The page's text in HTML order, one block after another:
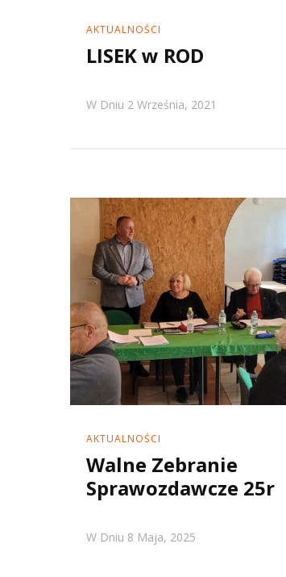
AKTUALNOŚCI
LISEK w ROD
W Dniu 2 Września, 2021
AKTUALNOŚCI
Walne Zebranie
Sprawozdawcze 25r
W Dniu 8 Maja, 2025